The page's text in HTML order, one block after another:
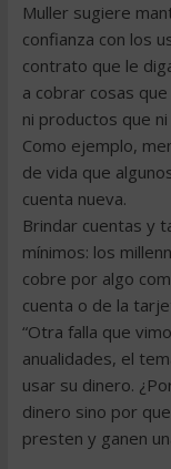
Muller sugiere
confianza con los
contrato que le
a cobrar cosas
ni productos que
Como ejemplo,
de vida que
cuenta nueva.
Brindar cuentas y
mínimos: los
cobre por algo
cuenta o de la
“Otra falla que
anualidades, el
usar su dinero.
dinero sino por
presten y ganen